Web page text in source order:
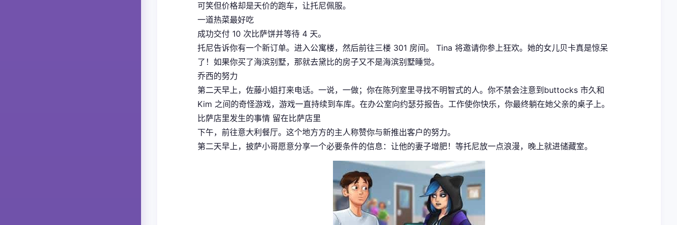
可笑但价格却是天价的跑车，让托尼佩服。
一道热菜最好吃
成功交付 10 次比萨饼并等待 4 天。
托尼告诉你有一个新订单。进入公寓楼，然后前往三楼 301 房间。 Tina 将邀请你参上狂欢。她的女儿贝卡真是惊呆
了！如果你买了海滨别墅，那就去黛比的房子又不是海滨别墅睡觉。
乔西的努力
第二天早上，佐藤小姐打来电话。一说，一做；你在陈列室里寻找不明智式的人。你不禁会注意到buttocks 市久和
Kim 之间的奇怪游戏，游戏一直持续到车库。在办公室向约瑟芬报告。工作使你快乐，你最终躺在她父亲的桌子上。
比萨店里发生的事情 留在比萨店里
下午，前往意大利餐厅。这个地方方的主人称赞你与新推出客户的努力。
第二天早上，披萨小哥愿意分享一个必要条件的信息：让他的妻子增肥！等托尼放一点浪漫，晚上就进储藏室。